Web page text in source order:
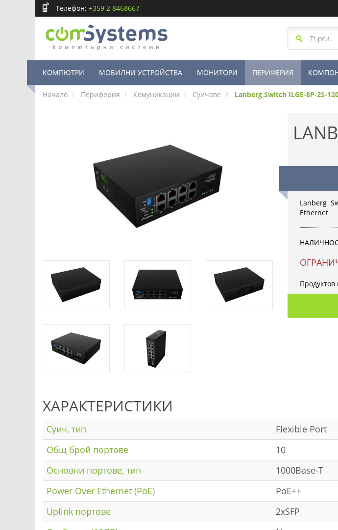
Телефон: +359 2 8468667
КОМПЮТРИ МОБИЛНИ УСТРОЙСТВА МОНИТОРИ ПЕРИФЕРИЯ
Начало Периферия Комуникации Суичове Lanberg Switch ILGE-8P-2S-
Lanberg
Ethernet
Продуктов
ХАРАКТЕРИСТИКИ
Суич, тип
Flexible Port
Общ брой портове
10
Основни портове, тип
1000Base-T
Power Over Ethernet (PoE)
PoE++
Uplink портове
2xSFP